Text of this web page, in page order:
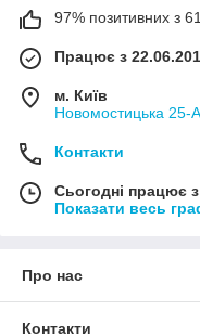
97% позитивних з 61
Працює з
м. Київ
Новомостицька 25-
Контакти
Сьогодні працює
Показати весь
Про нас
Контакти